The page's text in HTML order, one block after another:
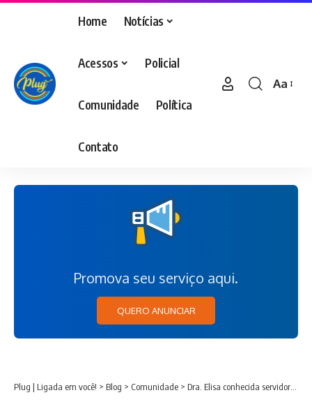
Home Notícias
Acessos Policial
Comunidade Política
Contato
Aa
Promova seu serviço aqui.
QUERO ANUNCIAR
Plug | Ligada em você! > Blog > Comunidade > Dra. Elisa conhecida servidora municipal morre após sofrer um AVC